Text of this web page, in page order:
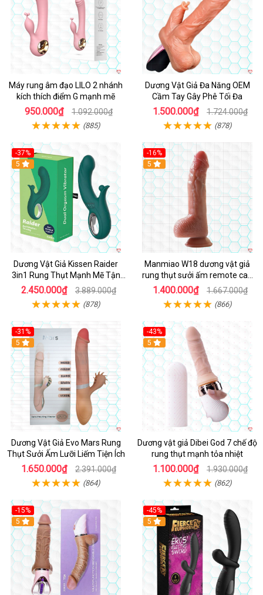
Máy rung âm đạo LILO 2 nhánh
kích thích điểm G mạnh mẽ
950.000₫ 1.092.000₫
(885)
Dương Vật Giả Đa Năng OEM
Cầm Tay Gây Phê Tối Đa
1.500.000₫ 1.724.000₫
(878)
-37%
Hot
5
Dương Vật Giả Kissen Raider
3in1 Rung Thụt Mạnh Mẽ Tận
Hưởng
2.450.000₫ 3.889.000₫
(878)
-16%
Hot
5
Manmiao W18 dương vật giả
rung thụt sưởi ấm remote cao
cấp
1.400.000₫ 1.667.000₫
(866)
-31%
5
Dương Vật Giả Evo Mars Rung
Thụt Sưởi Ấm Lưỡi Liếm Tiện Ích
1.650.000₫ 2.391.000₫
(864)
-43%
Hot
5
Dương vật giả Dibei God 7 chế độ
rung thụt mạnh tỏa nhiệt
1.100.000₫ 1.930.000₫
(862)
-15%
5
-45%
5